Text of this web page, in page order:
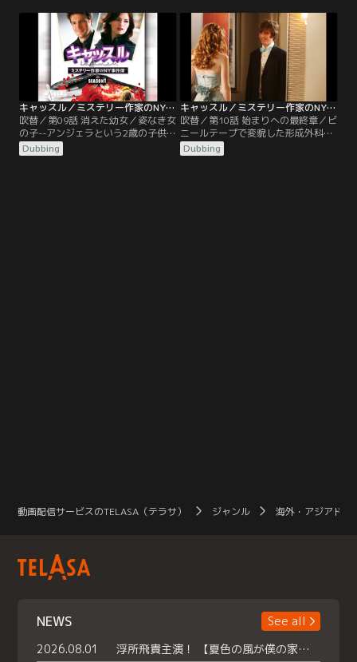
入し、高価な宝石を奪い、家人を惨
殺、死体は隠し金庫に放り込んであ
った。キャッスルは以前、小説のモ
デルにした実在の宝石泥棒パウエル
に、事件解明のアドバイスを求め会
いにいく。
アリソンという主婦であることが判
明した。ところが、何者かがなりす
ましていた事実が明らかに。ベケッ
トとキャッスルは、メールのやり取
りをしていたリーという女性の居場
所を突き止める。
キャッスル／ミステリー作家のNY事件簿 シーズン1 第09話／吹替
吹替／第09話 消えた幼女／姿なき女
の子--アンジェラという2歳の子供が
誘拐された。身代金の要求額は、夫
婦の全財産と同じ75万ドルであるこ
Dubbing
キャッスル／ミステリー作家のNY事件簿 シーズン1 第10話（最終話）／吹替
吹替／第10話 始まりへの最終章／ビ
ニールテープで変貌した形成外科医-
-路上に放置されていた車から発見さ
れたのは、ビニールテープを巻かれ
Dubbing
動画配信サービスのTELASA（テラサ） ジャンル 海外・アジアドラ
NEWS
See all
2026.08.01
浮所飛貴主演！ 【夏色の風が僕の家にやってきた】 本日よりテラサで独占配信スタート！